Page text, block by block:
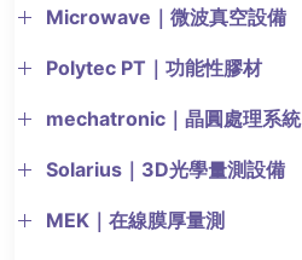
Microwave｜微波真空設備
Polytec PT｜功能性膠材
mechatronic｜晶圓處理系統
Solarius｜3D光學量測設備
MEK｜在線膜厚量測